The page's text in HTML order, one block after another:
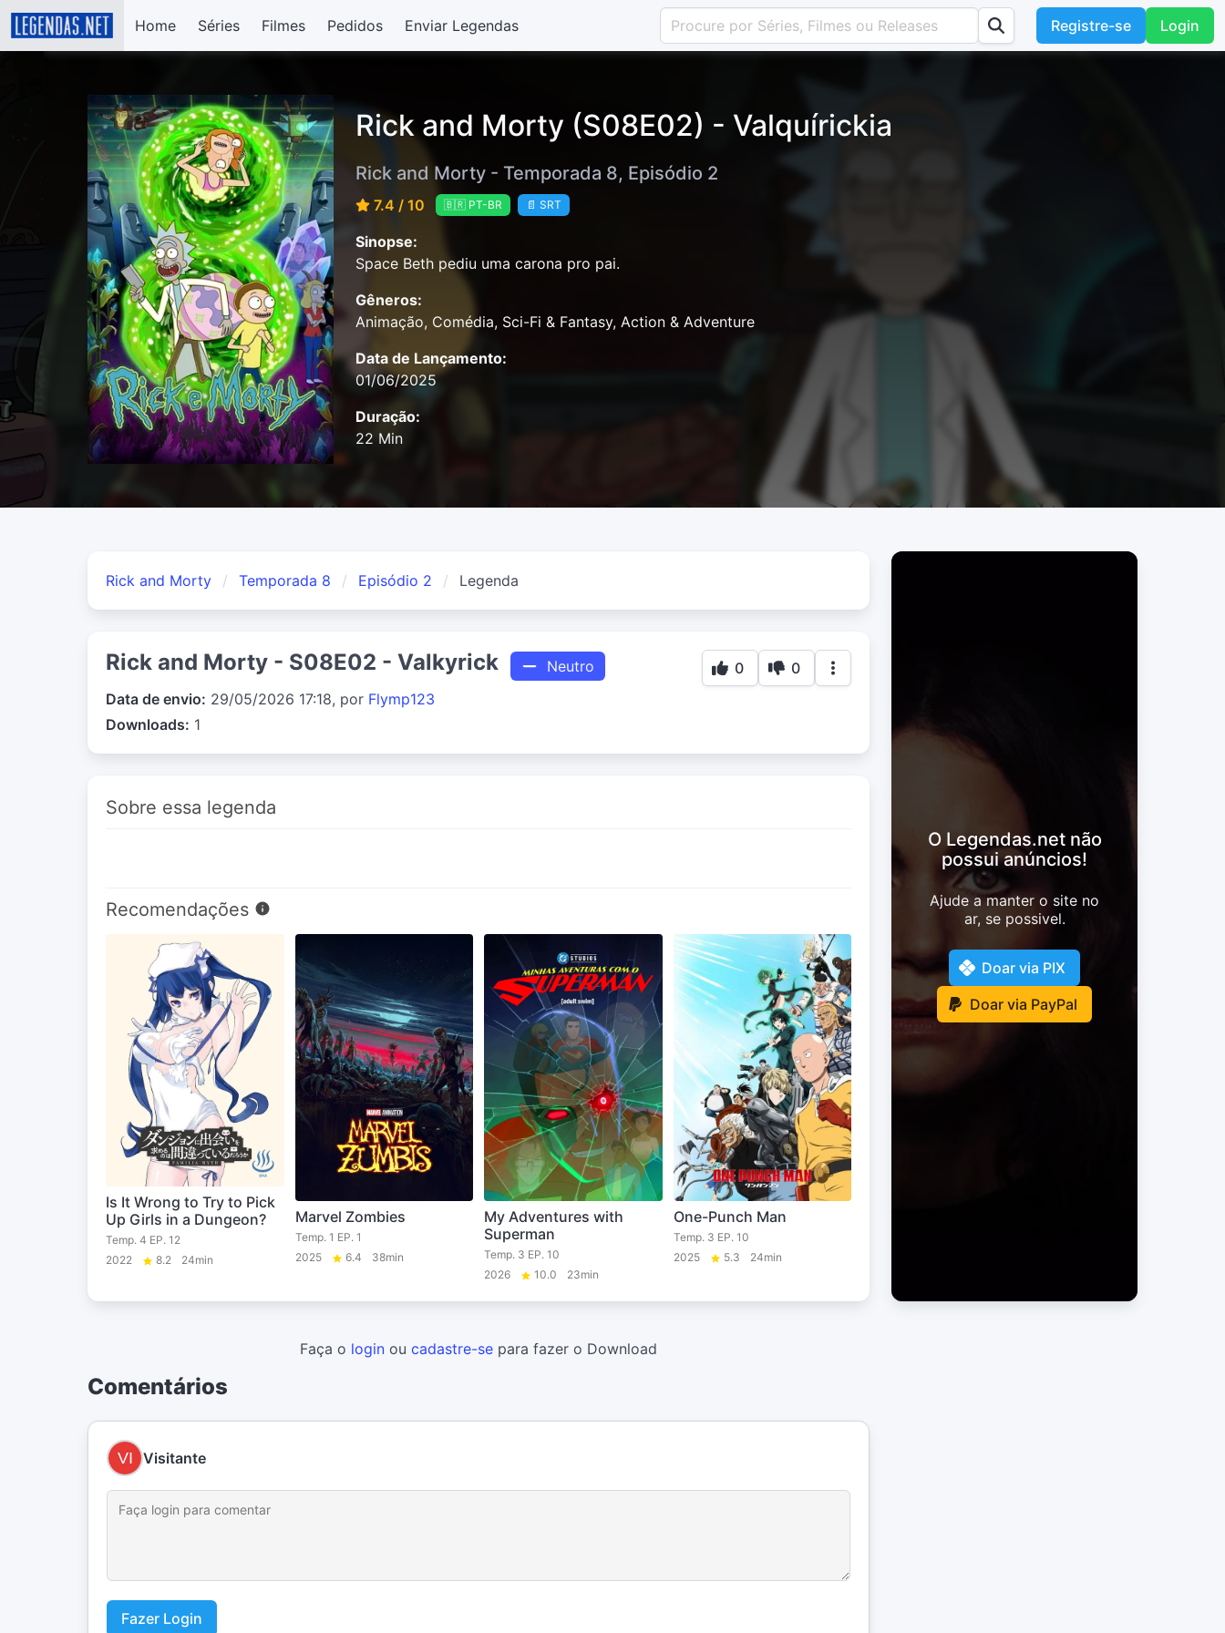
Home Séries Filmes Pedidos Enviar Legendas Registre-se Login
Rick and Morty (S08E02) - Valquírickia
Rick and Morty - Temporada 8, Episódio 2
7.4 / 10 🇧🇷 PT-BR 📄 SRT
Sinopse:
Space Beth pediu uma carona pro pai.
Gêneros:
Animação, Comédia, Sci-Fi & Fantasy, Action & Adventure
Data de Lançamento:
01/06/2025
Duração:
22 Min
Rick and Morty Temporada 8 Episódio 2 Legenda
Rick and Morty - S08E02 - Valkyrick
Neutro
Data de envio: 29/05/2026 17:18, por Flymp123
Downloads: 1
0 0
Sobre essa legenda
Recomendações
Is It Wrong to Try to Pick
Up Girls in a Dungeon?
Temp. 4 EP. 12
2022
8.2 24min
Marvel Zombies
Temp. 1 EP. 1
2025
6.4 38min
My Adventures with
Superman
Temp. 3 EP. 10
2026
10.0 23min
One-Punch Man
Temp. 3 EP. 10
2025
5.3 24min
O Legendas.net não
possui anúncios!
Ajude a manter o site no
ar, se possivel.
Doar via PIX
Doar via PayPal
Faça o login ou cadastre-se para fazer o Download
Comentários
Visitante
Fazer Login